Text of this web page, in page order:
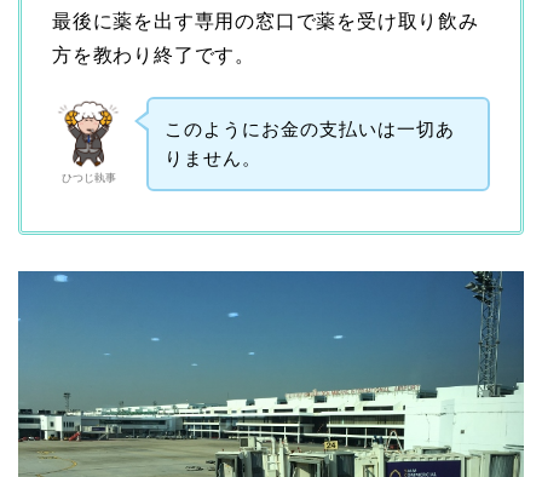
最後に薬を出す専用の窓口で薬を受け取り飲み
方を教わり終了です。
ひつじ執事
このようにお金の支払いは一切あ
りません。